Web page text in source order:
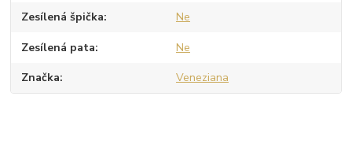
Zesílená špička Ne
Zesílená pata Ne
Značka Veneziana